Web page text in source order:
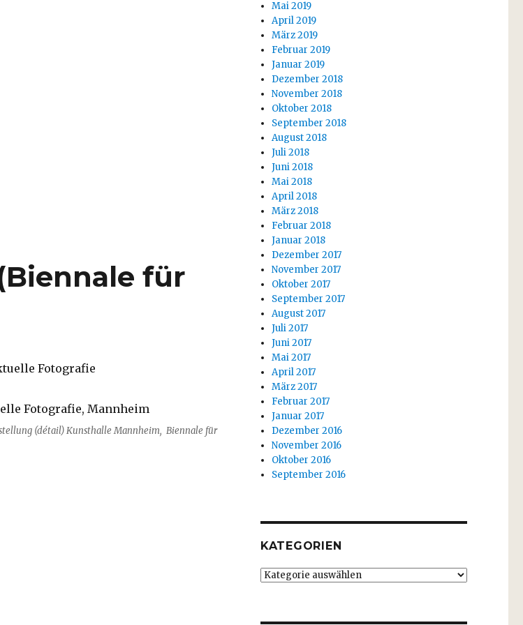
für
Fotografie
(détail) Kunsthalle Mannheim, Biennale für
(Biennale für aktuelle Fotografie)“
Mai 2019
April 2019
März 2019
Februar 2019
Januar 2019
Dezember 2018
November 2018
Oktober 2018
September 2018
August 2018
Juli 2018
Juni 2018
Mai 2018
April 2018
März 2018
Februar 2018
Januar 2018
Dezember 2017
November 2017
Oktober 2017
September 2017
August 2017
Juli 2017
Juni 2017
Mai 2017
April 2017
März 2017
Februar 2017
Januar 2017
Dezember 2016
November 2016
Oktober 2016
September 2016
KATEGORIEN
Kategorien